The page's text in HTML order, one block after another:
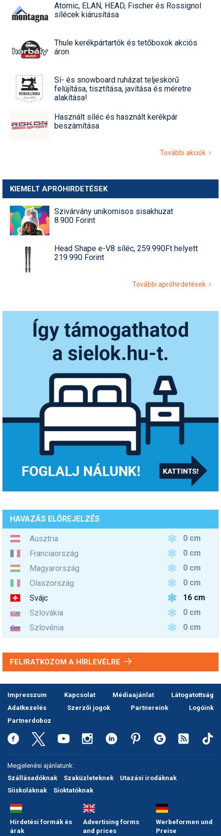
Atomic, ELAN, HEAD, Fischer és Rossignol
sílécek kiárusítása
Thule kerékpártartók és tetőboxok akciós
áron
Sí- és snowboard ruházat teljeskörű
felújítása, tisztítása, javítása és méretre
alakítása!
Használt síléc és használt kerékpár
beszámítása
További akciók
KIEMELT APRÓHIRDETÉSEK
Szivárvány unikornisos sisakhuzat
8.900 Forint
Head Shape e-V8 síléc, 259.990Ft helyett
219.990 Forint
További apróhirdetések
HAVAZÁS ELŐREJELZÉS
Ausztria
0 cm
Franciaország
0 cm
Magyarország
0 cm
Olaszország
0 cm
Svájc
16 cm
Szlovákia
0 cm
Szlovénia
0 cm
FELIRATKOZOM A HÍRLEVÉLRE
Impresszum Kapcsolat Médiaajánlat
Látogatottság
Adatkezelés
Szerzői jogok Partnereink
Logóink
Partnerdoboz
Megjelenési ajánlatunk:
Szállásadóknak
Szaküzleteknek
Utazási irodáknak
Síiskoláknak
Síoktatóknak
Hirdetési formák és
árak
Advertising forms
and prices
Werbeformen und
Preise